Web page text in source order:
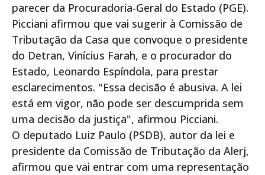
parecer da Procuradoria-Geral do Estado (PGE).
Picciani afirmou que vai sugerir à Comissão de
Tributação da Casa que convoque o presidente
do Detran, Vinícius Farah, e o procurador do
Estado, Leonardo Espíndola, para prestar
esclarecimentos. "Essa decisão é abusiva. A lei
está em vigor, não pode ser descumprida sem
uma decisão da justiça", afirmou Picciani.
O deputado Luiz Paulo (PSDB), autor da lei e
presidente da Comissão de Tributação da Alerj,
afirmou que vai entrar com uma representação